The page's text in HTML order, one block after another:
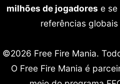
milhões de jogadores e
referências
©2026 Free Fire Mania.
O Free Fire Mania é